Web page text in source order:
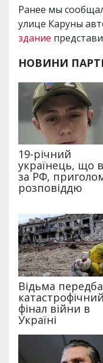
Ранее мы
улице Каруны
здание